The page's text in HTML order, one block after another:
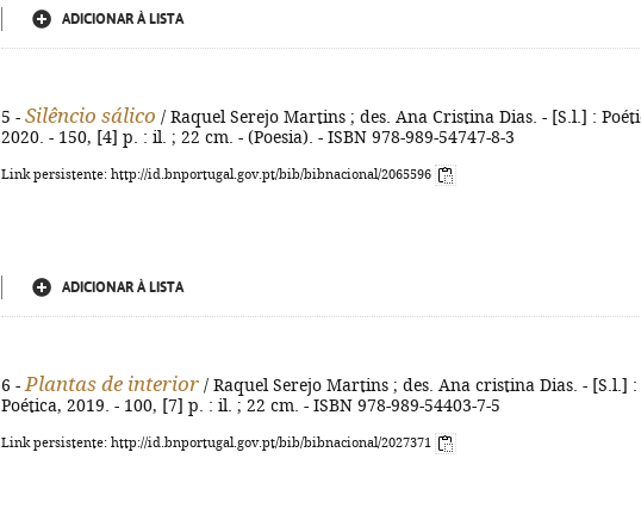
ADICIONAR À LISTA
5 - Silêncio sálico / Raquel Serejo Martins ; des. Ana Cristina Dias. - [S.l.] :
2020. - 150, [4] p. : il. ; 22 cm. - (Poesia). - ISBN 978-989-54747-8-3
Link persistente: http://id.bnportugal.gov.pt/bib/bibnacional/2065596
ADICIONAR À LISTA
6 - Plantas de interior / Raquel Serejo Martins ; des. Ana cristina Dias. - [S.l.] :
Poética, 2019. - 100, [7] p. : il. ; 22 cm. - ISBN 978-989-54403-7-5
Link persistente: http://id.bnportugal.gov.pt/bib/bibnacional/2027371